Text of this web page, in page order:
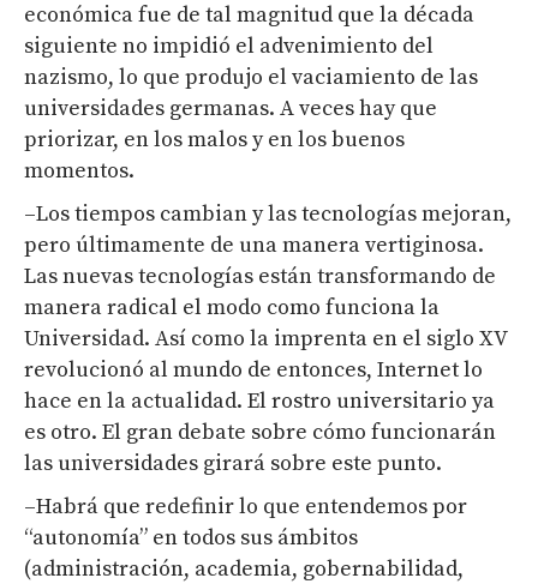
económica fue de tal magnitud que la década
siguiente no impidió el advenimiento del
nazismo, lo que produjo el vaciamiento de las
universidades germanas. A veces hay que
priorizar, en los malos y en los buenos
momentos.
–Los tiempos cambian y las tecnologías mejoran,
pero últimamente de una manera vertiginosa.
Las nuevas tecnologías están transformando de
manera radical el modo como funciona la
Universidad. Así como la imprenta en el siglo XV
revolucionó al mundo de entonces, Internet lo
hace en la actualidad. El rostro universitario ya
es otro. El gran debate sobre cómo funcionarán
las universidades girará sobre este punto.
–Habrá que redefinir lo que entendemos por
“autonomía” en todos sus ámbitos
(administración, academia, gobernabilidad,